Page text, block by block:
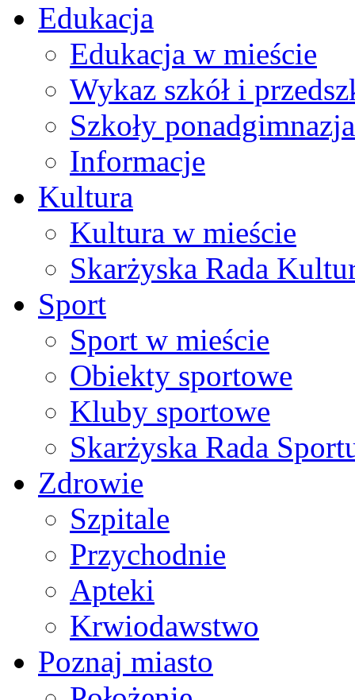
Edukacja
Edukacja w mieście
Wykaz szkół i
Szkoły
Informacje
Kultura
Kultura w mieście
Skarżyska Rada
Sport
Sport w mieście
Obiekty sportowe
Kluby sportowe
Skarżyska Rada
Zdrowie
Szpitale
Przychodnie
Apteki
Krwiodawstwo
Poznaj miasto